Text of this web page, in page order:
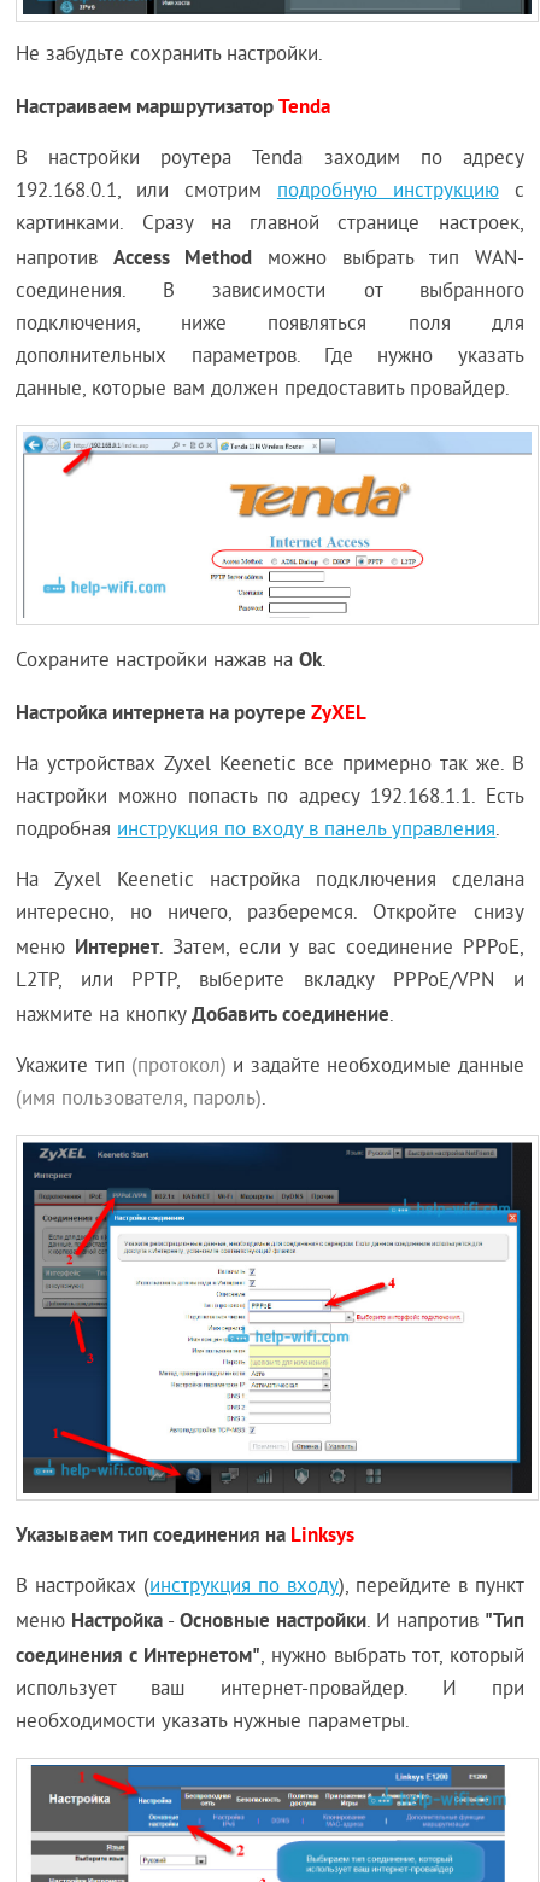
Не забудьте сохранить настройки.
Настраиваем маршрутизаторTenda
В настройки роутера Tenda заходим по адресу
192.168.0.1, или смотрим подробную инструкциюс
картинками. Сразу на главной странице настроек,
напротивAccess Method можно выбрать тип WAN-
соединения. В зависимости от выбранного
подключения, ниже появляться поля для
дополнительных параметров. Где нужно указать
данные, которые вам должен предоставить провайдер.
Сохраните настройки нажав наOk.
Настройка интернета на роутереZyXEL
На устройствах Zyxel Keenetic все примерно так же. В
настройки можно попасть по адресу 192.168.1.1. Есть
подробнаяинструкция по входу в панель управления.
На Zyxel Keenetic настройка подключения сделана
интересно, но ничего, разберемся. Откройте снизу
меню Интернет. Затем, если у вас соединение PPPoE,
L2TP, или PPTP, выберите вкладку PPPoE/VPN и
нажмите на кнопкуДобавить соединение.
Укажите тип (протокол) и задайте необходимые данные
(имя пользователя, пароль).
Указываем тип соединения на Linksys
В настройках (инструкция по входу), перейдите в пункт
меню Настройка -Основные настройки. И напротив "Тип
соединения с Интернетом", нужно выбрать тот, который
использует ваш интернет-провайдер. И при
необходимости указать нужные параметры.